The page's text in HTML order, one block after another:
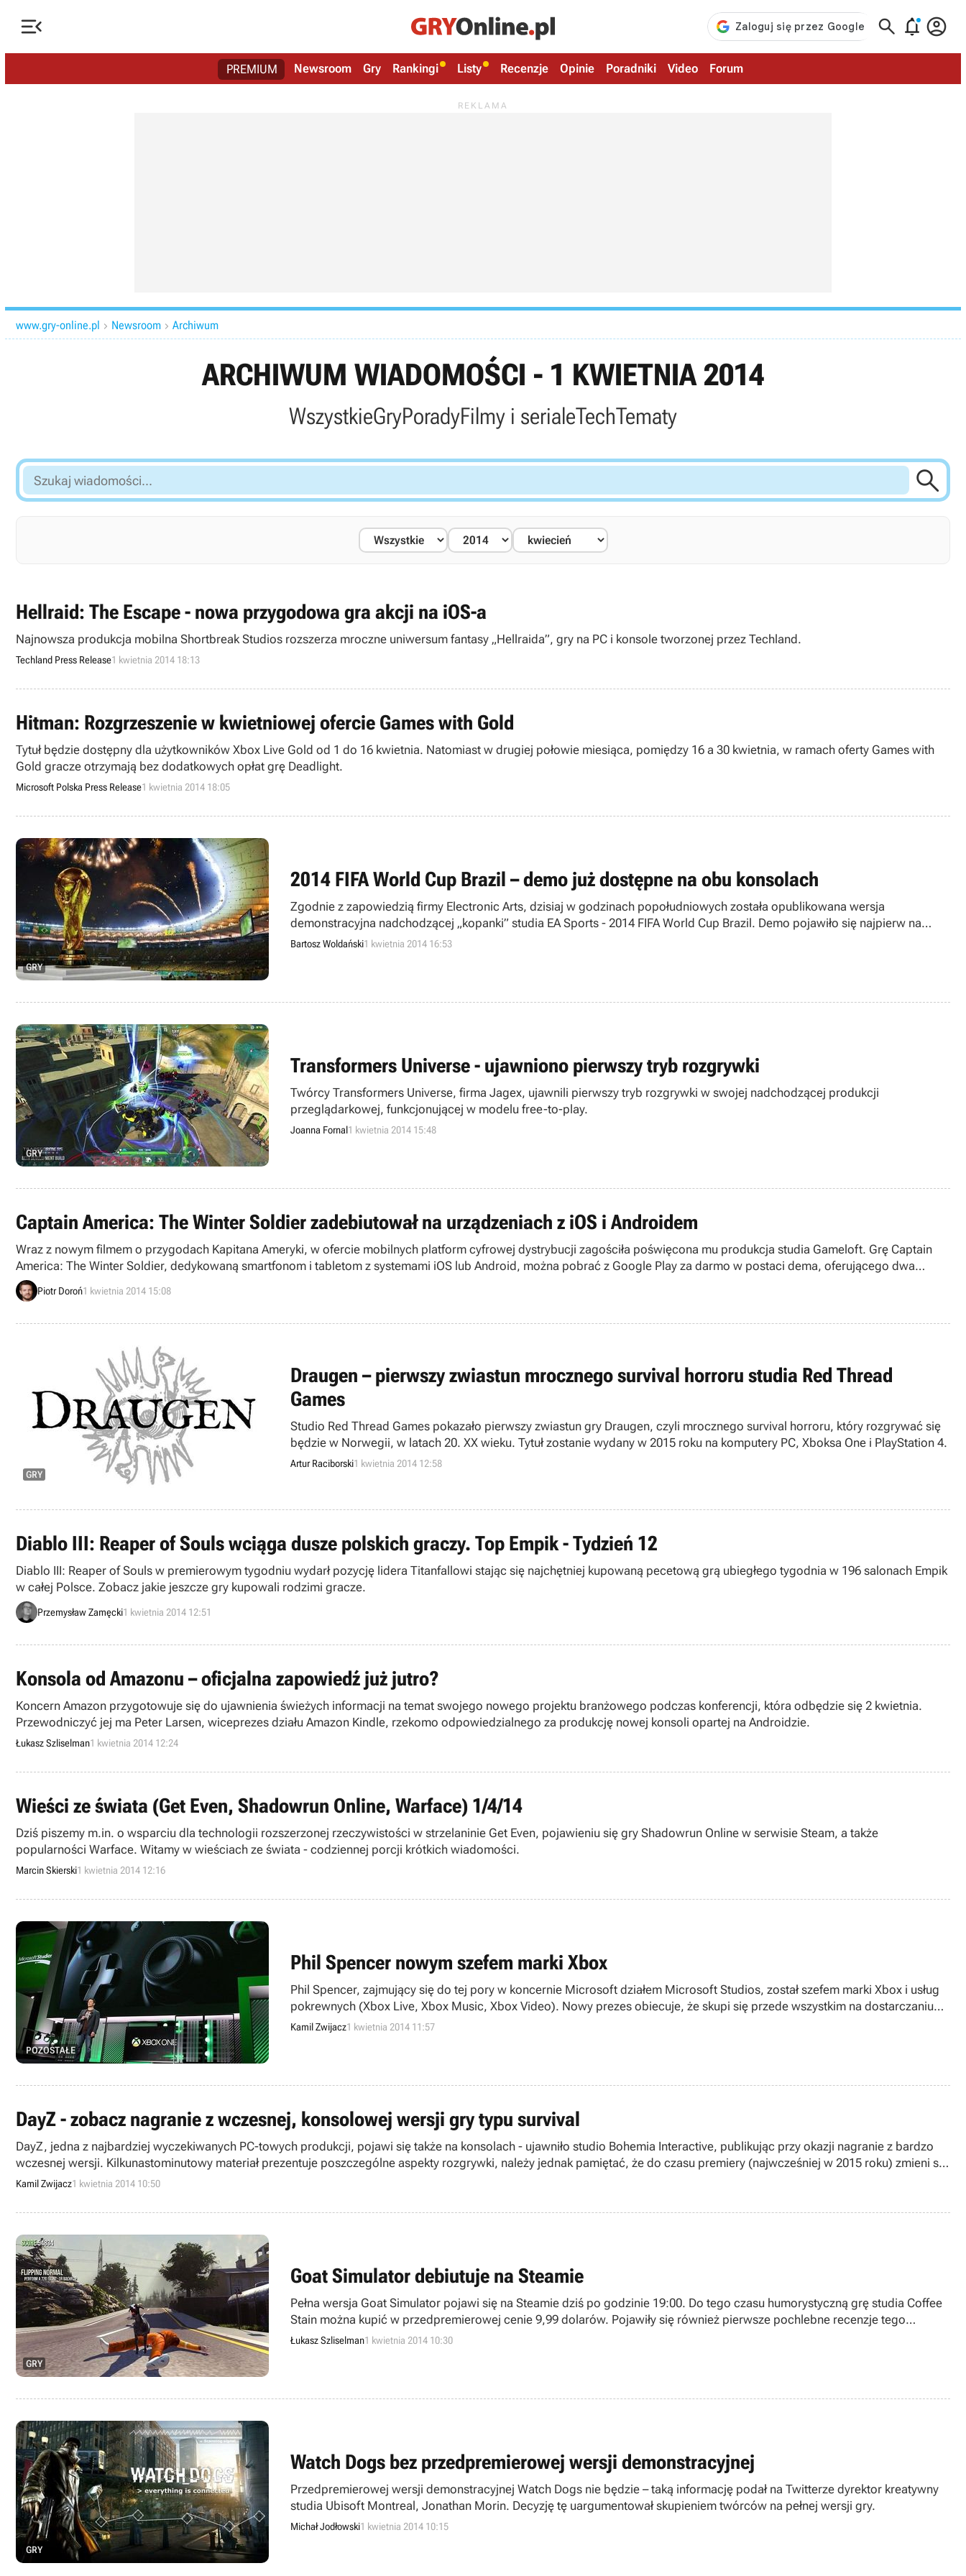
   
PREMIUM Newsroom Gry Rankingi Listy Recenzje Opinie Poradniki Video Forum
www.gry-online.pl  Newsroom  Archiwum
ARCHIWUM WIADOMOŚCI - 1 KWIETNIA 2014
WszystkieGryPoradyFilmy i serialeTechTematy
Szukaj
wiadomości...

Hellraid: The Escape - nowa przygodowa gra akcji na iOS-a
Najnowsza produkcja mobilna Shortbreak Studios rozszerza mroczne uniwersum fantasy „Hellraida”, gry na PC i konsole tworzonej przez Techland.
Techland Press Release1 kwietnia 2014 18:13
Hitman: Rozgrzeszenie w kwietniowej ofercie Games with Gold
Tytuł będzie dostępny dla użytkowników Xbox Live Gold od 1 do 16 kwietnia. Natomiast w drugiej połowie miesiąca, pomiędzy 16 a 30 kwietnia, w ramach oferty Games with
Gold gracze otrzymają bez dodatkowych opłat grę Deadlight.
Microsoft Polska Press Release1 kwietnia 2014 18:05
GRY
2014 FIFA World Cup Brazil – demo już dostępne na obu konsolach
Zgodnie z zapowiedzią firmy Electronic Arts, dzisiaj w godzinach popołudniowych została opublikowana wersja
demonstracyjna nadchodzącej „kopanki” studia EA Sports - 2014 FIFA World Cup Brazil. Demo pojawiło się najpierw na
konsolę Xbox 360, a parę godzin później także na PlayStation 3.
Bartosz Woldański1 kwietnia 2014 16:53
GRY
Transformers Universe - ujawniono pierwszy tryb rozgrywki
Twórcy Transformers Universe, firma Jagex, ujawnili pierwszy tryb rozgrywki w swojej nadchodzącej produkcji
przeglądarkowej, funkcjonującej w modelu free-to-play.
Joanna Fornal1 kwietnia 2014 15:48
Captain America: The Winter Soldier zadebiutował na urządzeniach z iOS i Androidem
Wraz z nowym filmem o przygodach Kapitana Ameryki, w ofercie mobilnych platform cyfrowej dystrybucji zagościła poświęcona mu produkcja studia Gameloft. Grę Captain
America: The Winter Soldier, dedykowaną smartfonom i tabletom z systemami iOS lub Android, można pobrać z Google Play za darmo w postaci dema, oferującego dwa
początkowe poziomy. Koszt odblokowania pełnej wersji zamyka się w kwocie ok. 10 zł. Podobną cenę należy zapłacić za grę w App Store.
Piotr Doroń1 kwietnia 2014 15:08
GRY
Draugen – pierwszy zwiastun mrocznego survival horroru studia Red Thread
Games
Studio Red Thread Games pokazało pierwszy zwiastun gry Draugen, czyli mrocznego survival horroru, który rozgrywać się
będzie w Norwegii, w latach 20. XX wieku. Tytuł zostanie wydany w 2015 roku na komputery PC, Xboksa One i PlayStation 4.
Artur Raciborski1 kwietnia 2014 12:58
Diablo III: Reaper of Souls wciąga dusze polskich graczy. Top Empik - Tydzień 12
Diablo III: Reaper of Souls w premierowym tygodniu wydarł pozycję lidera Titanfallowi stając się najchętniej kupowaną pecetową grą ubiegłego tygodnia w 196 salonach Empik
w całej Polsce. Zobacz jakie jeszcze gry kupowali rodzimi gracze.
Przemysław Zamęcki1 kwietnia 2014 12:51
Konsola od Amazonu – oficjalna zapowiedź już jutro?
Koncern Amazon przygotowuje się do ujawnienia świeżych informacji na temat swojego nowego projektu branżowego podczas konferencji, która odbędzie się 2 kwietnia.
Przewodniczyć jej ma Peter Larsen, wiceprezes działu Amazon Kindle, rzekomo odpowiedzialnego za produkcję nowej konsoli opartej na Androidzie.
Łukasz Szliselman1 kwietnia 2014 12:24
Wieści ze świata (Get Even, Shadowrun Online, Warface) 1/4/14
Dziś piszemy m.in. o wsparciu dla technologii rozszerzonej rzeczywistości w strzelaninie Get Even, pojawieniu się gry Shadowrun Online w serwisie Steam, a także
popularności Warface. Witamy w wieściach ze świata - codziennej porcji krótkich wiadomości.
Marcin Skierski1 kwietnia 2014 12:16
POZOSTAŁE
Phil Spencer nowym szefem marki Xbox
Phil Spencer, zajmujący się do tej pory w koncernie Microsoft działem Microsoft Studios, został szefem marki Xbox i usług
pokrewnych (Xbox Live, Xbox Music, Xbox Video). Nowy prezes obiecuje, że skupi się przede wszystkim na dostarczaniu
konsolom produkowanym przez amerykańską firmę nowych gier.
Kamil Zwijacz1 kwietnia 2014 11:57
DayZ - zobacz nagranie z wczesnej, konsolowej wersji gry typu survival
DayZ, jedna z najbardziej wyczekiwanych PC-towych produkcji, pojawi się także na konsolach - ujawniło studio Bohemia Interactive, publikując przy okazji nagranie z bardzo
wczesnej wersji. Kilkunastominutowy materiał prezentuje poszczególne aspekty rozgrywki, należy jednak pamiętać, że do czasu premiery (najwcześniej w 2015 roku) zmieni się
bardzo wiele.
Kamil Zwijacz1 kwietnia 2014 10:50
GRY
Goat Simulator debiutuje na Steamie
Pełna wersja Goat Simulator pojawi się na Steamie dziś po godzinie 19:00. Do tego czasu humorystyczną grę studia Coffee
Stain można kupić w przedpremierowej cenie 9,99 dolarów. Pojawiły się również pierwsze pochlebne recenzje tego
zabawnego „symulatora” kozy.
Łukasz Szliselman1 kwietnia 2014 10:30
GRY
Watch Dogs bez przedpremierowej wersji demonstracyjnej
Przedpremierowej wersji demonstracyjnej Watch Dogs nie będzie – taką informację podał na Twitterze dyrektor kreatywny
studia Ubisoft Montreal, Jonathan Morin. Decyzję tę uargumentował skupieniem twórców na pełnej wersji gry.
Michał Jodłowski1 kwietnia 2014 10:15